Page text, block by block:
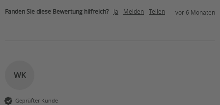
Fanden Sie diese Bewertung hilfreich? Ja Melden Teilen vor 6 Monaten
WK
Geprüfter Kunde